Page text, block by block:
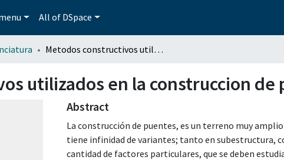
All of DSpace
Metodos constructivos utilizados en la construccion de puentes
utilizados en la construccion de
Abstract
La construcción de puentes, es un terreno muy
tiene infinidad de variantes; tanto en subestructura,
cantidad de factores particulares, que se deben